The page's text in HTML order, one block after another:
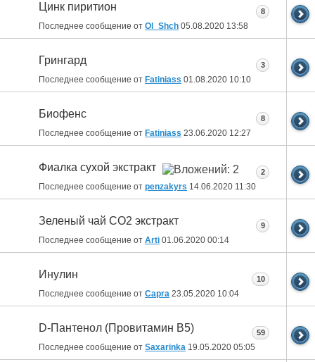
Цинк пиритион
Последнее сообщение от Ol_Shch 05.08.2020 13:58
8
Грингард
Последнее сообщение от Fatiniass 01.08.2020 10:10
3
Биофенс
Последнее сообщение от Fatiniass 23.06.2020 12:27
8
Фиалка сухой экстракт
Последнее сообщение от penzakyrs 14.06.2020 11:30
2
Зеленый чай СО2 экстракт
Последнее сообщение от Arti 01.06.2020 00:14
9
Инулин
Последнее сообщение от Capra 23.05.2020 10:04
10
D-Пантенол (Провитамин B5)
Последнее сообщение от Saxarinka 19.05.2020 05:05
59